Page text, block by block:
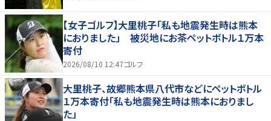
【女子ゴルフ】大里桃子「私も地震発生時は熊本
におりました」 被災地にお茶ペットボトル１万本
寄付
2026/08/10 12:47ゴルフ
大里桃子、故郷熊本県八代市などにペットボトル
１万本寄付「私も地震発生時は熊本におりまし
た」